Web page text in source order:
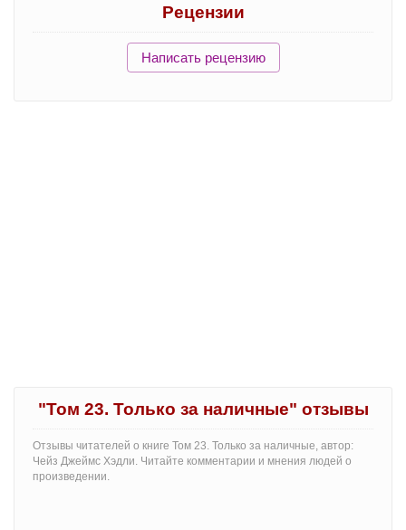
Рецензии
Написать рецензию
"Том 23. Только за наличные" отзывы
Отзывы читателей о книге Том 23. Только за наличные, автор:
Чейз Джеймс Хэдли. Читайте комментарии и мнения людей о
произведении.